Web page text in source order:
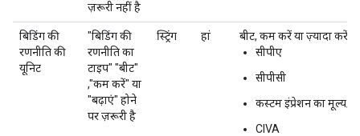
ज़रूरी नहीं है
बिडिंग की
रणनीति की
यूनिट
"बिडिंग की
रणनीति का
टाइप" "बीट"
,"कम करें" या
"बढ़ाएं" होने
पर ज़रूरी है
स्ट्रिंग हां
बीट, कम करें या ज़्यादा करें
सीपीए
सीपीसी
कस्टम इंप्रेशन का मूल्य/
CIVA